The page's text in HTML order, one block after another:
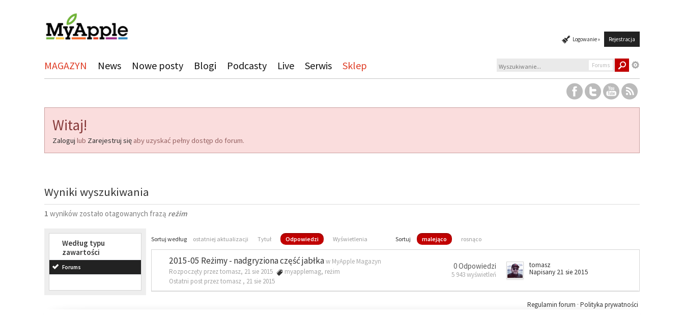
Logowanie » Rejestracja
MAGAZYN News Nowe posty Blogi Podcasty Live Serwis Sklep Forums
Witaj!
Zaloguj lub Zarejestruj się aby uzyskać pełny dostęp do forum.
Wyniki wyszukiwania
1 wyników zostało otagowanych frazą reżim
Według typu
zawartości
Forums
Sortuj według ostatniej aktualizacji Tytuł Odpowiedzi Wyświetlenia Sortuj malejąco rosnąco
2015-05 Reżimy - nadgryziona część jabłkaw MyApple Magazyn
Rozpoczęty przez tomasz, 21 sie 2015
myapplemag, reżim
Ostatni post przez tomasz , 21 sie 2015
0 Odpowiedzi
5 943 wyświetleń
tomasz
Napisany 21 sie 2015
Polityka prywatności
Regulamin forum ·